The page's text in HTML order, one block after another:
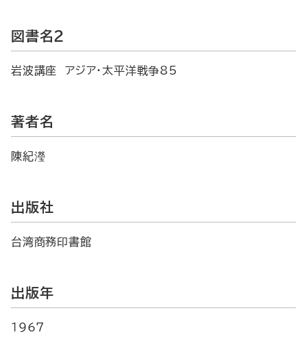
図書名2
岩波講座 アジア・太平洋戦争85
著者名
陳紀瀅
出版社
台湾商務印書館
出版年
1967